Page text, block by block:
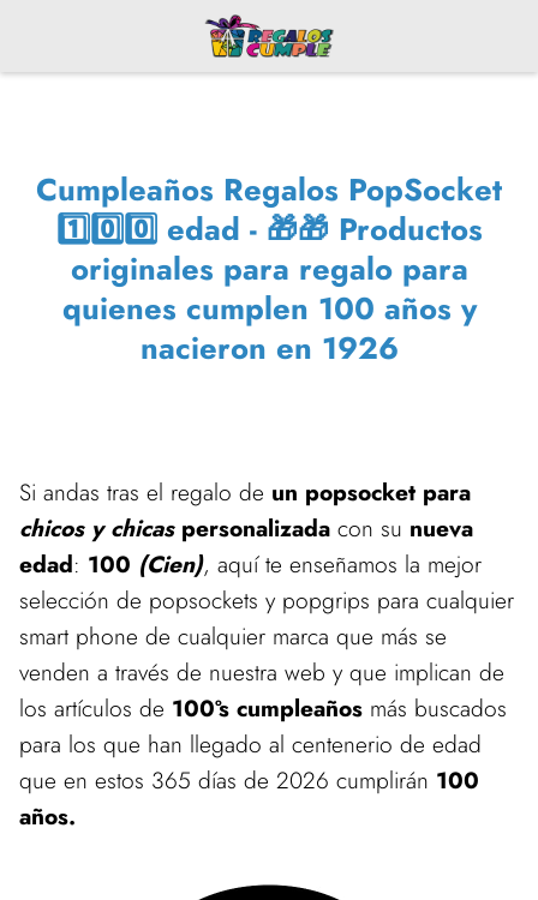
Cumpleaños Regalos PopSocket
1️⃣0️⃣0️⃣ edad - 🎁🎁 Productos
originales para regalo para
quienes cumplen 100 años y
nacieron en 1926
Si andas tras el regalo de un popsocket para
chicos y chicas personalizada con su nueva
edad: 100 (Cien), aquí te enseñamos la mejor
selección de popsockets y popgrips para cualquier
smart phone de cualquier marca que más se
venden a través de nuestra web y que implican de
los artículos de 100ºs cumpleaños más buscados
para los que han llegado al centenerio de edad
que en estos 365 días de 2026 cumplirán 100
años.